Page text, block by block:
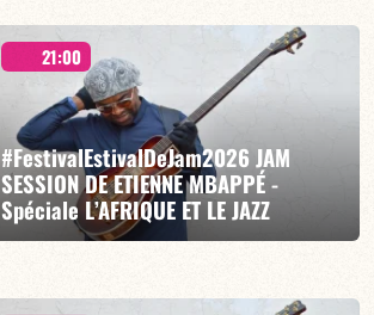
Japhet Boristhène
EN SAVOIR PLUS RÉSERVER
21:00
#FestivalEstivalDeJam2026 JAM
SESSION DE ETIENNE MBAPPÉ -
Spéciale L’AFRIQUE ET LE JAZZ